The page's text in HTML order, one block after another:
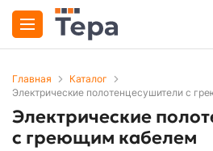
Главная
Каталог
Электрические полотенцесушители с
Электрические
с греющим кабелем